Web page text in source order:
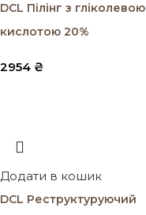
DCL Пілінг з гліколевою
кислотою 20%
2954 ₴
Додати в кошик
DCL Реструктуруючий